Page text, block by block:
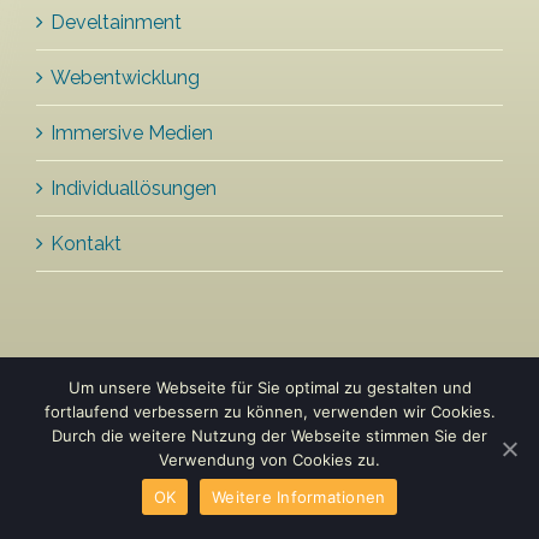
Develtainment
Webentwicklung
Immersive Medien
Individuallösungen
Kontakt
2011 - 2018 © develtainment |Impressum|
Datenschutzerklärung
Um unsere Webseite für Sie optimal zu gestalten und
fortlaufend verbessern zu können, verwenden wir Cookies.
Durch die weitere Nutzung der Webseite stimmen Sie der
Verwendung von Cookies zu.
OK
Weitere Informationen